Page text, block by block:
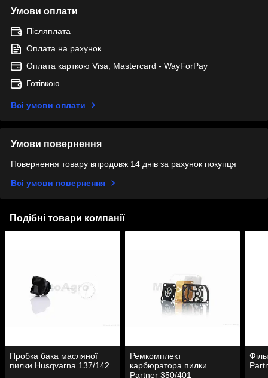
Умови оплати
Післяплата
Оплата на рахунок
Оплата карткою Visa, Mastercard - WayForPay
Готівкою
Всі умови оплати
Умови повернення
Повернення товару впродовж 14 днів за рахунок покупця
Всі умови повернення
Подібні товари компанії
Пробка бака масляної
пилки Husqvarna 137/142
Ремкомплект
карбюратора пилки
Partner 350/401